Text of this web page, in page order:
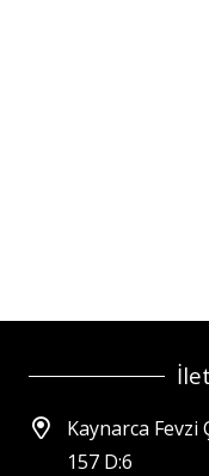
Kaynarca Fevzi
157 D:6